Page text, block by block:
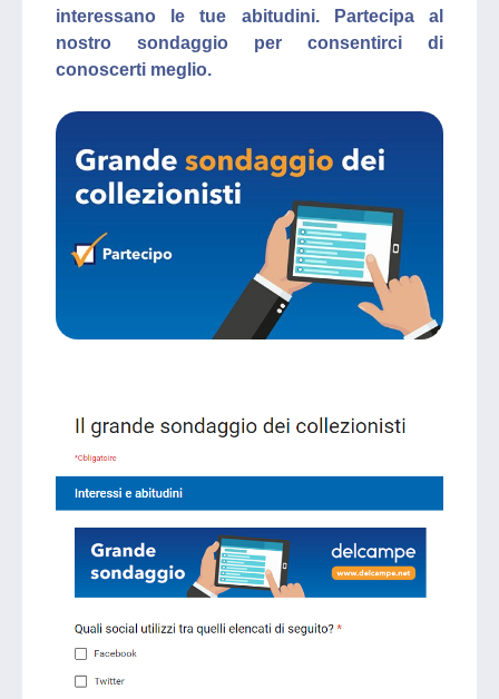
interessano le tue abitudini. Partecipa al
nostro sondaggio per consentirci di
conoscerti meglio.